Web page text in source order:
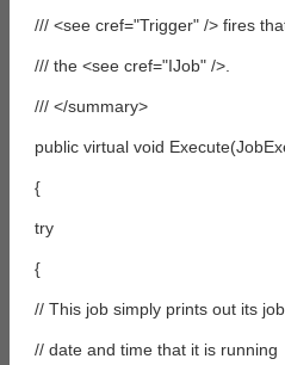
/// <see cref="Trigger" /> fires
/// the <see cref="IJob" />.
/// </summary>
public virtual void
{
try
{
// This job simply prints out its
// date and time that it is running